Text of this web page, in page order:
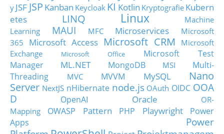
y JSF JSP Kanban Keycloak KI Kotlin Kryptografie Kubern
etes
LINQ Linux
Machine
Learning
MAUI MFC Microservices
Microsoft
365
Microsoft Access Microsoft CRM
Microsoft
Exchange
Microsoft Office
Microsoft Test
Manager
ML.NET MongoDB MSI
Multi-
Threading
MVC MVVM MySQL
Nano
Server NextJS nHibernate node.js OAuth OIDC OOA
D
OpenAI Oracle
OR-
Mapping
OWASP Pattern PHP Playwright
Power
Apps
Power